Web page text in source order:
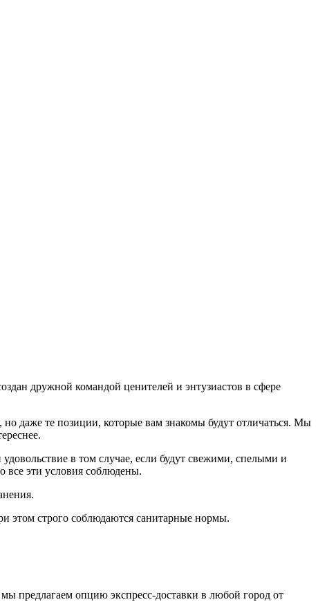
дружной командой ценителей и энтузиастов в сфере
даже те позиции, которые вам знакомы будут отличаться. Мы
в том случае, если будут свежими, cпелыми и
эти условия соблюдены.
этом строго соблюдаются санитарные нормы.
предлагаем опцию экспресс-доставки в любой город от